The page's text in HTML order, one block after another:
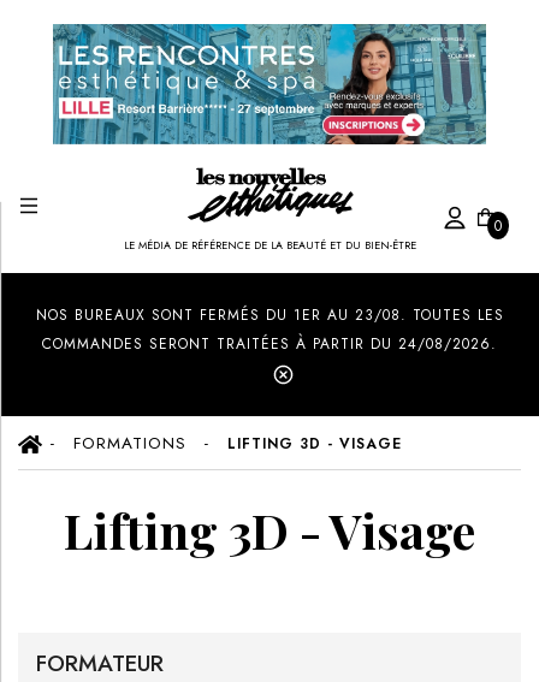
LE MÉDIA DE RÉFÉRENCE DE LA BEAUTÉ ET DU BIEN-ÊTRE
0
NOS BUREAUX SONT FERMÉS DU 1ER AU 23/08. TOUTES LES
COMMANDES SERONT TRAITÉES À PARTIR DU 24/08/2026.
FORMATIONS LIFTING 3D - VISAGE
Lifting 3D - Visage
FORMATEUR